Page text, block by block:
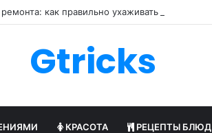
как правильно ухаживать за обувью
Gtricks
КРАСОТА РЕЦЕПТЫ БЛЮД